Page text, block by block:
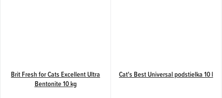
Brit Fresh for Cats Excellent Ultra
Bentonite 10 kg
Cat's Best Universal podstielka 10 l